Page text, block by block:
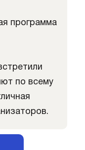
программа
по всему